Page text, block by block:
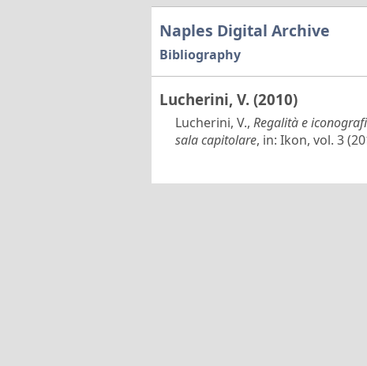
Naples Digital Archive
Bibliography
Lucherini, V. (2010)
Lucherini, V., Regalità e
sala capitolare, in: Ikon, vol. 3